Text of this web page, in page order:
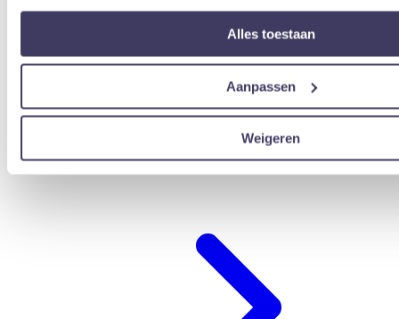
Alles toestaan
Aanpassen
Weigeren